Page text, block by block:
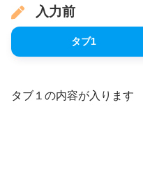
入力前
タブ1
タブ１の内容が入ります